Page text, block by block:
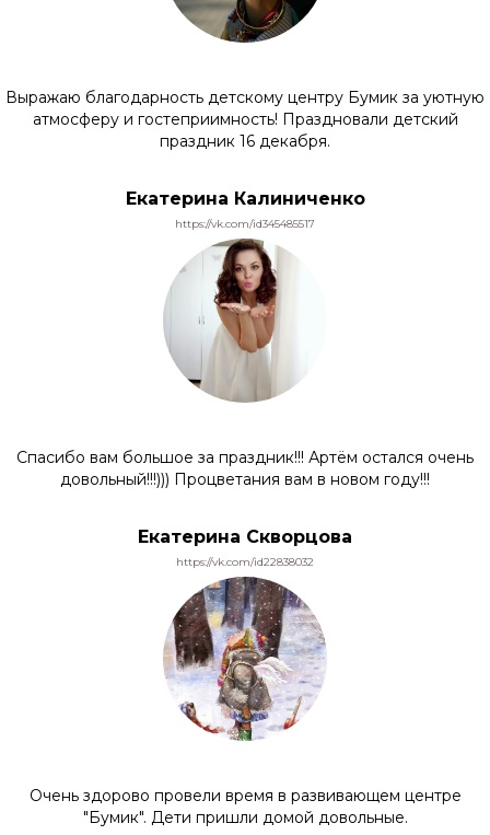
Выражаю благодарность детскому центру Бумик за уютную
атмосферу и гостеприимность! Праздновали детский
праздник 16 декабря.
Екатерина Калиниченко
https://vk.com/id345485517
Спасибо вам большое за праздник!!! Артём остался очень
довольный!!!))) Процветания вам в новом году!!!
Екатерина Скворцова
https://vk.com/id22838032
Очень здорово провели время в развивающем центре
"Бумик". Дети пришли домой довольные.